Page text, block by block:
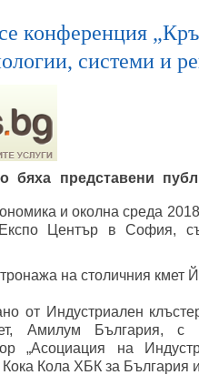
конференция
системи и
бяха представени
и околна среда
Център в София,
на столичния кмет
от Индустриален
Амилум България, с
„Асоциация на
Кола ХБК за България